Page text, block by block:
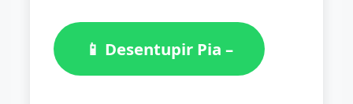
📱 Desentupir Pia –